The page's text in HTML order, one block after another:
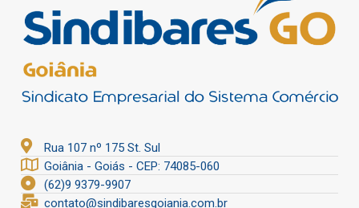
Rua 107 nº 175 St. Sul
Goiânia - Goiás - CEP: 74085-060
(62)9 9379-9907
contato@sindibaresgoiania.com.br